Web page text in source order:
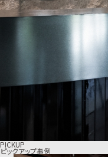
PICKUP
ピックアップ事例